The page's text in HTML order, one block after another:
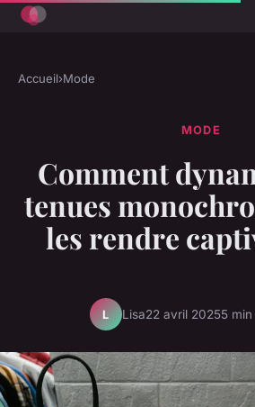
Accueil›Mode
MODE
Comment
tenues
les rendre
L Lisa22 avril 20255 min